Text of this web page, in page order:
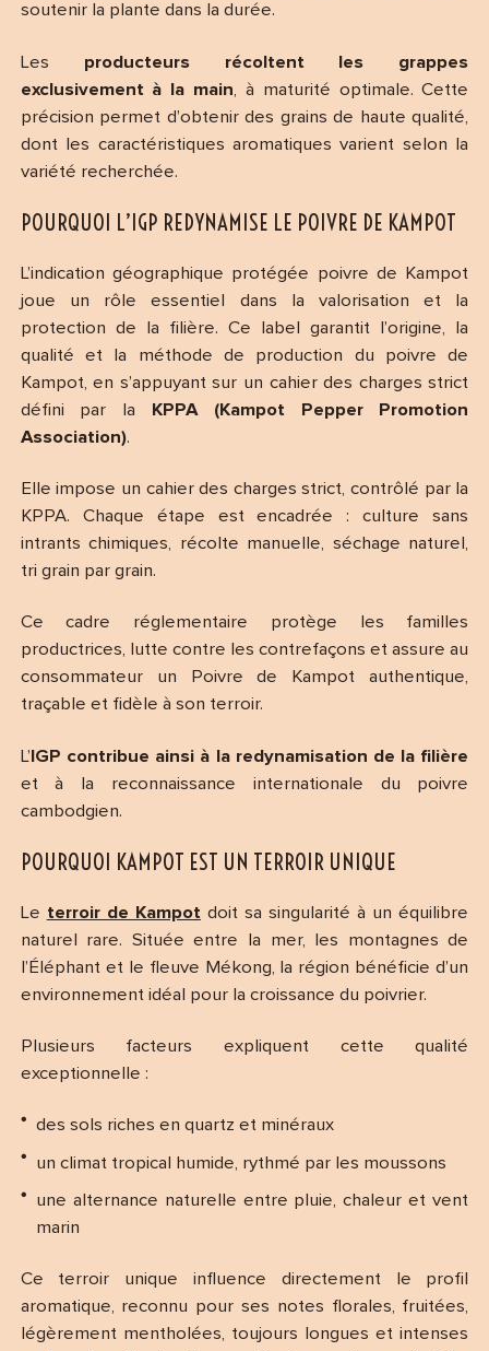
soutenir la plante dans la durée.
Les producteurs récoltent les grappes
exclusivement à la main, à maturité optimale. Cette
précision permet d’obtenir des grains de haute qualité,
dont les caractéristiques aromatiques varient selon la
variété recherchée.
POURQUOI L’IGP REDYNAMISE LE POIVRE DE KAMPOT
L’indication géographique protégée poivre de Kampot
joue un rôle essentiel dans la valorisation et la
protection de la filière. Ce label garantit l’origine, la
qualité et la méthode de production du poivre de
Kampot, en s’appuyant sur un cahier des charges strict
défini par la
KPPA (Kampot Pepper Promotion
Association).
Elle impose un cahier des charges strict, contrôlé par la
KPPA. Chaque étape est encadrée : culture sans
intrants chimiques, récolte manuelle, séchage naturel,
tri grain par grain.
Ce cadre réglementaire protège les familles
productrices, lutte contre les contrefaçons et assure au
consommateur un Poivre de Kampot authentique,
traçable et fidèle à son terroir.
L’ IGP contribue ainsi à la redynamisation de la filière
et à la reconnaissance internationale du poivre
cambodgien.
POURQUOI KAMPOT EST UN TERROIR UNIQUE
Le terroir de Kampotdoit sa singularité à un équilibre
naturel rare. Située entre la mer, les montagnes de
l’Éléphant et le fleuve Mékong, la région bénéficie d’un
environnement idéal pour la croissance du poivrier.
Plusieurs facteurs expliquent cette qualité
exceptionnelle :
des sols riches en quartz et minéraux
un climat tropical humide, rythmé par les moussons
une alternance naturelle entre pluie, chaleur et vent
marin
Ce terroir unique influence directement le profil
aromatique, reconnu pour ses notes florales, fruitées,
légèrement mentholées, toujours longues et intenses